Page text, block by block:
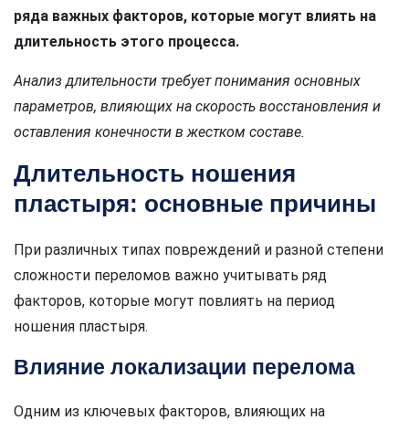
ряда важных факторов, которые могут влиять на
длительность этого процесса.
Анализ длительности требует понимания основных
параметров, влияющих на скорость восстановления и
оставления конечности в жестком составе.
Длительность ношения
пластыря: основные причины
При различных типах повреждений и разной степени
сложности переломов важно учитывать ряд
факторов, которые могут повлиять на период
ношения пластыря.
Влияние локализации перелома
Одним из ключевых факторов, влияющих на